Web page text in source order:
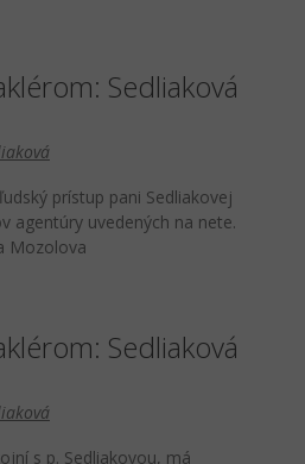
Sedliaková
prístup pani Sedliakovej
agentúry uvedených na nete.
Mozolova
Sedliaková
s p. Sedliakovou, má